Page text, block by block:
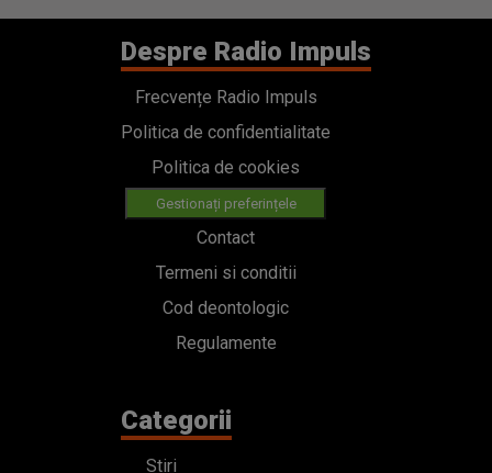
Despre Radio Impuls
Frecvențe Radio Impuls
Politica de confidentialitate
Politica de cookies
Gestionați preferințele
Contact
Termeni si conditii
Cod deontologic
Regulamente
Categorii
Stiri